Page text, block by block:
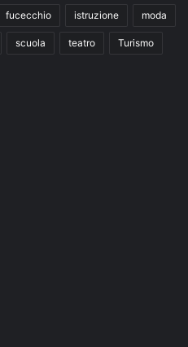
fucecchio istruzione moda
scuola teatro Turismo